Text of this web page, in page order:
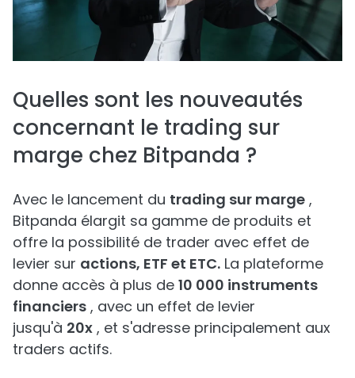
Quelles sont les nouveautés
concernant le trading sur
marge chez Bitpanda ?
Avec le lancement du trading sur marge ,
Bitpanda élargit sa gamme de produits et
offre la possibilité de trader avec effet de
levier sur actions, ETF et ETC. La plateforme
donne accès à plus de 10 000 instruments
financiers , avec un effet de levier
jusqu'à 20x , et s'adresse principalement aux
traders actifs.